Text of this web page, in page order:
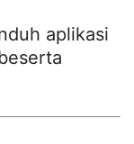
aplikasi